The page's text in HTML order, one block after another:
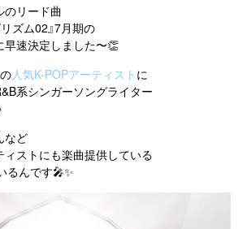
のリード曲
リズム02』7月期の
早速決定しました〜👏
人気K-POPアーティスト に
系シンガーソングライター
など
ィストにも楽曲提供している
るんです🎤✨